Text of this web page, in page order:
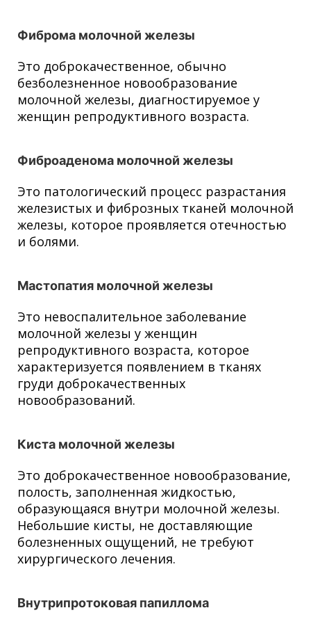
Фиброма молочной железы
Это доброкачественное, обычно
безболезненное новообразование
молочной железы, диагностируемое у
женщин репродуктивного возраста.
Фиброаденома молочной железы
Это патологический процесс разрастания
железистых и фиброзных тканей молочной
железы, которое проявляется отечностью
и болями.
Мастопатия молочной железы
Это невоспалительное заболевание
молочной железы у женщин
репродуктивного возраста, которое
характеризуется появлением в тканях
груди доброкачественных
новообразований.
Киста молочной железы
Это доброкачественное новообразование,
полость, заполненная жидкостью,
образующаяся внутри молочной железы.
Небольшие кисты, не доставляющие
болезненных ощущений, не требуют
хирургического лечения.
Внутрипротоковая папиллома